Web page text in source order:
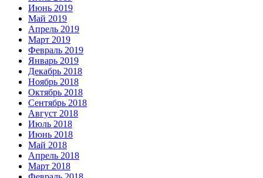
Июнь 2019
Май 2019
Апрель 2019
Март 2019
Февраль 2019
Январь 2019
Декабрь 2018
Ноябрь 2018
Октябрь 2018
Сентябрь 2018
Август 2018
Июль 2018
Июнь 2018
Май 2018
Апрель 2018
Март 2018